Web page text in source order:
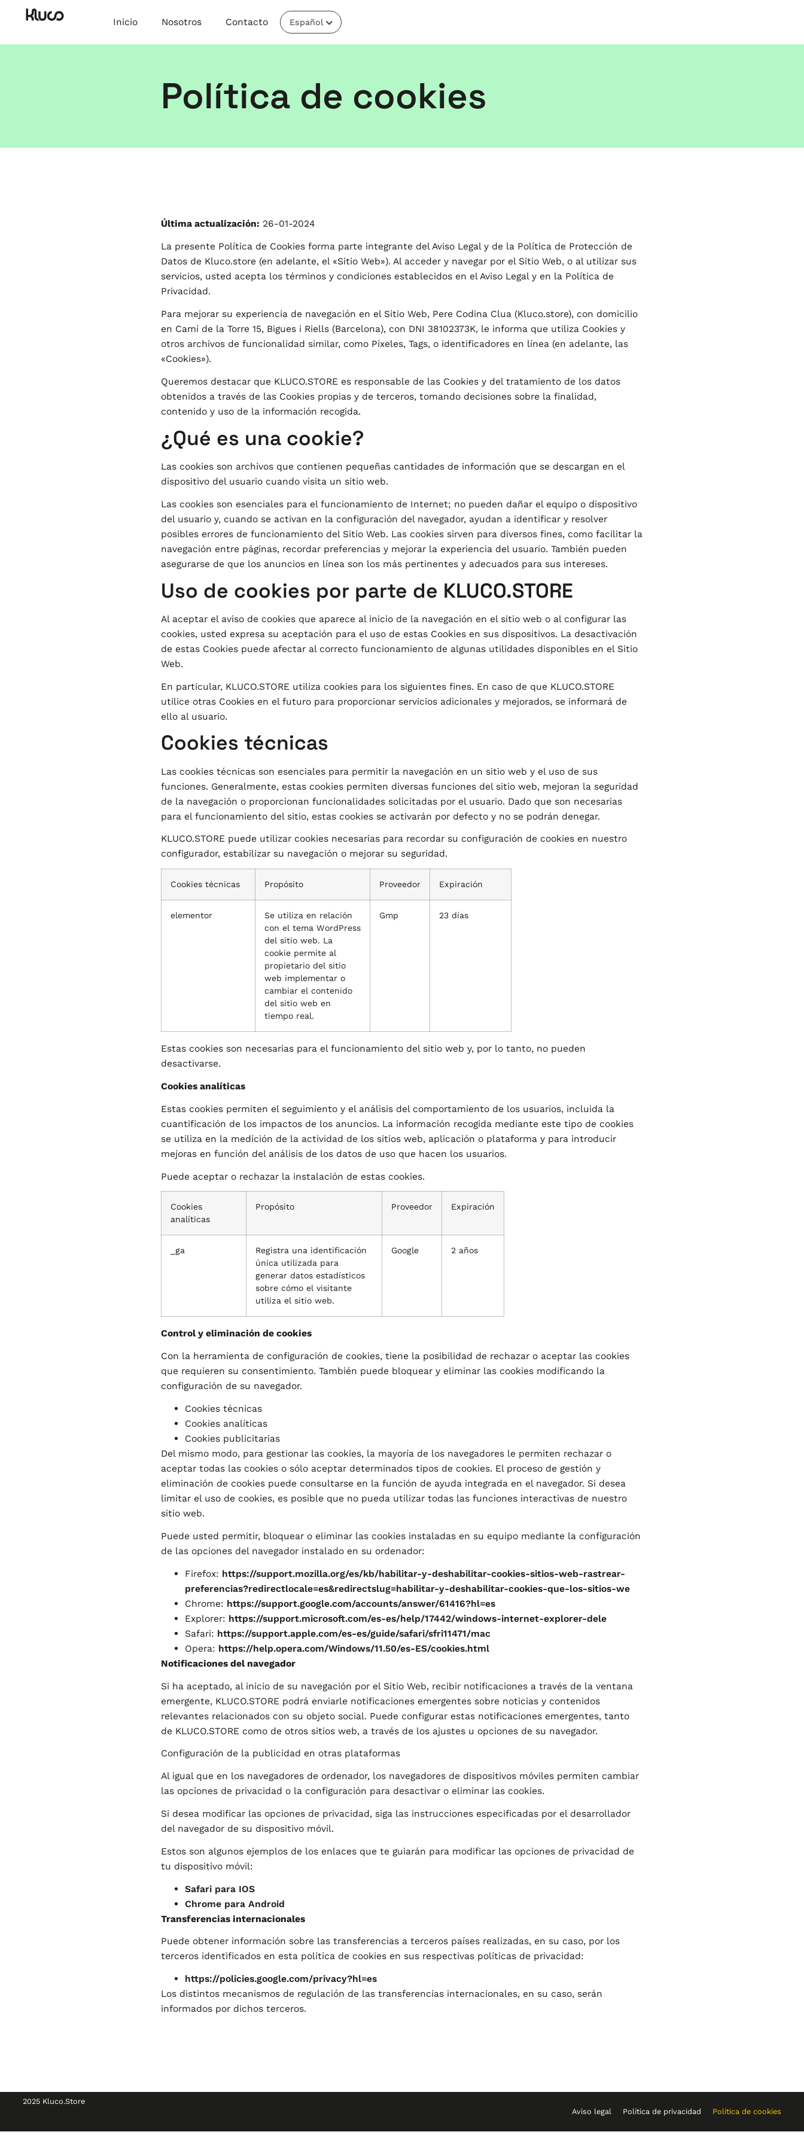
Inicio Nosotros Contacto Español
Política de cookies
Última actualización: 26-01-2024
La presente Política de Cookies forma parte integrante del Aviso Legal y de la Política de Protección de
Datos de Kluco.store (en adelante, el «Sitio Web»). Al acceder y navegar por el Sitio Web, o al utilizar sus
servicios, usted acepta los términos y condiciones establecidos en el Aviso Legal y en la Política de
Privacidad.
Para mejorar su experiencia de navegación en el Sitio Web, Pere Codina Clua (Kluco.store), con domicilio
en Camí de la Torre 15, Bigues i Riells (Barcelona), con DNI 38102373K, le informa que utiliza Cookies y
otros archivos de funcionalidad similar, como Píxeles, Tags, o identificadores en línea (en adelante, las
«Cookies»).
Queremos destacar que KLUCO.STORE es responsable de las Cookies y del tratamiento de los datos
obtenidos a través de las Cookies propias y de terceros, tomando decisiones sobre la finalidad,
contenido y uso de la información recogida.
¿Qué es una cookie?
Las cookies son archivos que contienen pequeñas cantidades de información que se descargan en el
dispositivo del usuario cuando visita un sitio web.
Las cookies son esenciales para el funcionamiento de Internet; no pueden dañar el equipo o dispositivo
del usuario y, cuando se activan en la configuración del navegador, ayudan a identificar y resolver
posibles errores de funcionamiento del Sitio Web. Las cookies sirven para diversos fines, como facilitar la
navegación entre páginas, recordar preferencias y mejorar la experiencia del usuario. También pueden
asegurarse de que los anuncios en línea son los más pertinentes y adecuados para sus intereses.
Uso de cookies por parte de KLUCO.STORE
Al aceptar el aviso de cookies que aparece al inicio de la navegación en el sitio web o al configurar las
cookies, usted expresa su aceptación para el uso de estas Cookies en sus dispositivos. La desactivación
de estas Cookies puede afectar al correcto funcionamiento de algunas utilidades disponibles en el Sitio
Web.
En particular, KLUCO.STORE utiliza cookies para los siguientes fines. En caso de que KLUCO.STORE
utilice otras Cookies en el futuro para proporcionar servicios adicionales y mejorados, se informará de
ello al usuario.
Cookies técnicas
Las cookies técnicas son esenciales para permitir la navegación en un sitio web y el uso de sus
funciones. Generalmente, estas cookies permiten diversas funciones del sitio web, mejoran la seguridad
de la navegación o proporcionan funcionalidades solicitadas por el usuario. Dado que son necesarias
para el funcionamiento del sitio, estas cookies se activarán por defecto y no se podrán denegar.
KLUCO.STORE puede utilizar cookies necesarias para recordar su configuración de cookies en nuestro
configurador, estabilizar su navegación o mejorar su seguridad.
Cookies técnicas Propósito Proveedor Expiración
elementor
Se utiliza en relación
con el tema WordPress
del sitio web. La
cookie permite al
propietario del sitio
web implementar o
cambiar el contenido
del sitio web en
tiempo real.
Gmp 23 días
Estas cookies son necesarias para el funcionamiento del sitio web y, por lo tanto, no pueden
desactivarse.
Cookies analíticas
Estas cookies permiten el seguimiento y el análisis del comportamiento de los usuarios, incluida la
cuantificación de los impactos de los anuncios. La información recogida mediante este tipo de cookies
se utiliza en la medición de la actividad de los sitios web, aplicación o plataforma y para introducir
mejoras en función del análisis de los datos de uso que hacen los usuarios.
Puede aceptar o rechazar la instalación de estas cookies.
Cookies
analíticas
Propósito Proveedor Expiración
_ga
Registra una identificación
única utilizada para
generar datos estadísticos
sobre cómo el visitante
utiliza el sitio web.
Google 2 años
Control y eliminación de cookies
Con la herramienta de configuración de cookies, tiene la posibilidad de rechazar o aceptar las cookies
que requieren su consentimiento. También puede bloquear y eliminar las cookies modificando la
configuración de su navegador.
Cookies técnicas
Cookies analíticas
Cookies publicitarias
Del mismo modo, para gestionar las cookies, la mayoría de los navegadores le permiten rechazar o
aceptar todas las cookies o sólo aceptar determinados tipos de cookies. El proceso de gestión y
eliminación de cookies puede consultarse en la función de ayuda integrada en el navegador. Si desea
limitar el uso de cookies, es posible que no pueda utilizar todas las funciones interactivas de nuestro
sitio web.
Puede usted permitir, bloquear o eliminar las cookies instaladas en su equipo mediante la configuración
de las opciones del navegador instalado en su ordenador:
Firefox: https://support.mozilla.org/es/kb/habilitar-y-deshabilitar-cookies-sitios-web-rastrear-
preferencias?redirectlocale=es&redirectslug=habilitar-y-deshabilitar-cookies-que-los-sitios-we
Chrome: https://support.google.com/accounts/answer/61416?hl=es
Explorer: https://support.microsoft.com/es-es/help/17442/windows-internet-explorer-dele
Safari: https://support.apple.com/es-es/guide/safari/sfri11471/mac
Opera: https://help.opera.com/Windows/11.50/es-ES/cookies.html
Notificaciones del navegador
Si ha aceptado, al inicio de su navegación por el Sitio Web, recibir notificaciones a través de la ventana
emergente, KLUCO.STORE podrá enviarle notificaciones emergentes sobre noticias y contenidos
relevantes relacionados con su objeto social. Puede configurar estas notificaciones emergentes, tanto
de KLUCO.STORE como de otros sitios web, a través de los ajustes u opciones de su navegador.
Configuración de la publicidad en otras plataformas
Al igual que en los navegadores de ordenador, los navegadores de dispositivos móviles permiten cambiar
las opciones de privacidad o la configuración para desactivar o eliminar las cookies.
Si desea modificar las opciones de privacidad, siga las instrucciones especificadas por el desarrollador
del navegador de su dispositivo móvil.
Estos son algunos ejemplos de los enlaces que te guiarán para modificar las opciones de privacidad de
tu dispositivo móvil:
Safari para IOS
Chrome para Android
Transferencias internacionales
Puede obtener información sobre las transferencias a terceros países realizadas, en su caso, por los
terceros identificados en esta política de cookies en sus respectivas políticas de privacidad:
https://policies.google.com/privacy?hl=es
Los distintos mecanismos de regulación de las transferencias internacionales, en su caso, serán
informados por dichos terceros.
2025 Kluco.Store
Aviso legal
Política de privacidad Política de cookies